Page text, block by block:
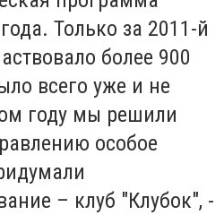
Только за 2011-й
более 900
всего уже и не
году мы решили
особое
– клуб "Клубок", -